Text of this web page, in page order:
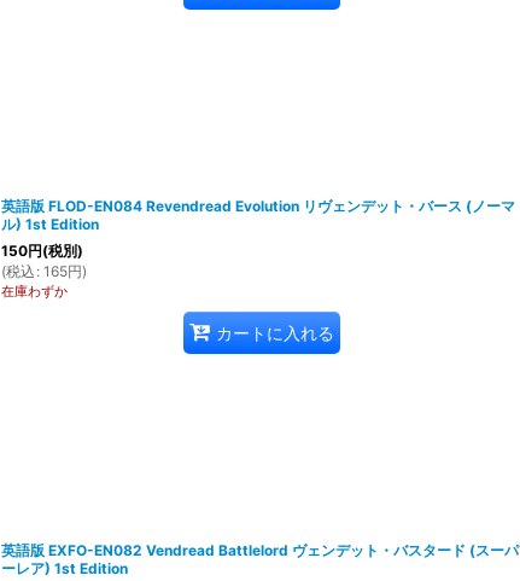
英語版 FLOD-EN084 Revendread Evolution リヴェンデット・バース (ノーマ
ル) 1st Edition
150円(税別)
(税込 : 165円)
在庫わずか
カートに入れる
英語版 EXFO-EN082 Vendread Battlelord ヴェンデット・バスタード (スーパ
ーレア) 1st Edition